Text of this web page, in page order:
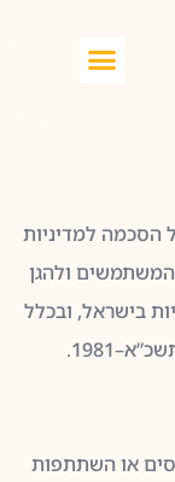
הסכמה למדיניות
המשתמשים ולהגן
בישראל, ובכלל
או השתתפות